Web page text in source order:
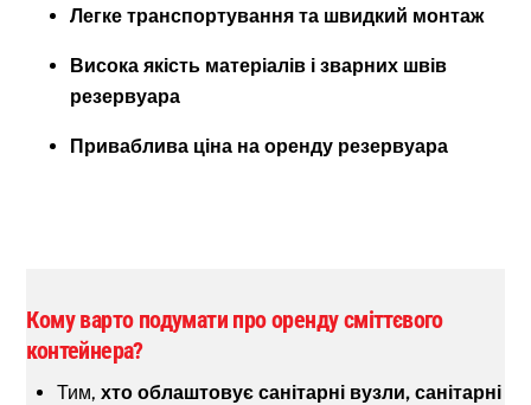
Легке транспортування та швидкий монтаж
Висока якість матеріалів і зварних швів
резервуара
Приваблива ціна на оренду резервуара
Кому варто подумати про оренду сміттєвого
контейнера?
Тим, хто облаштовує санітарні вузли, санітарні